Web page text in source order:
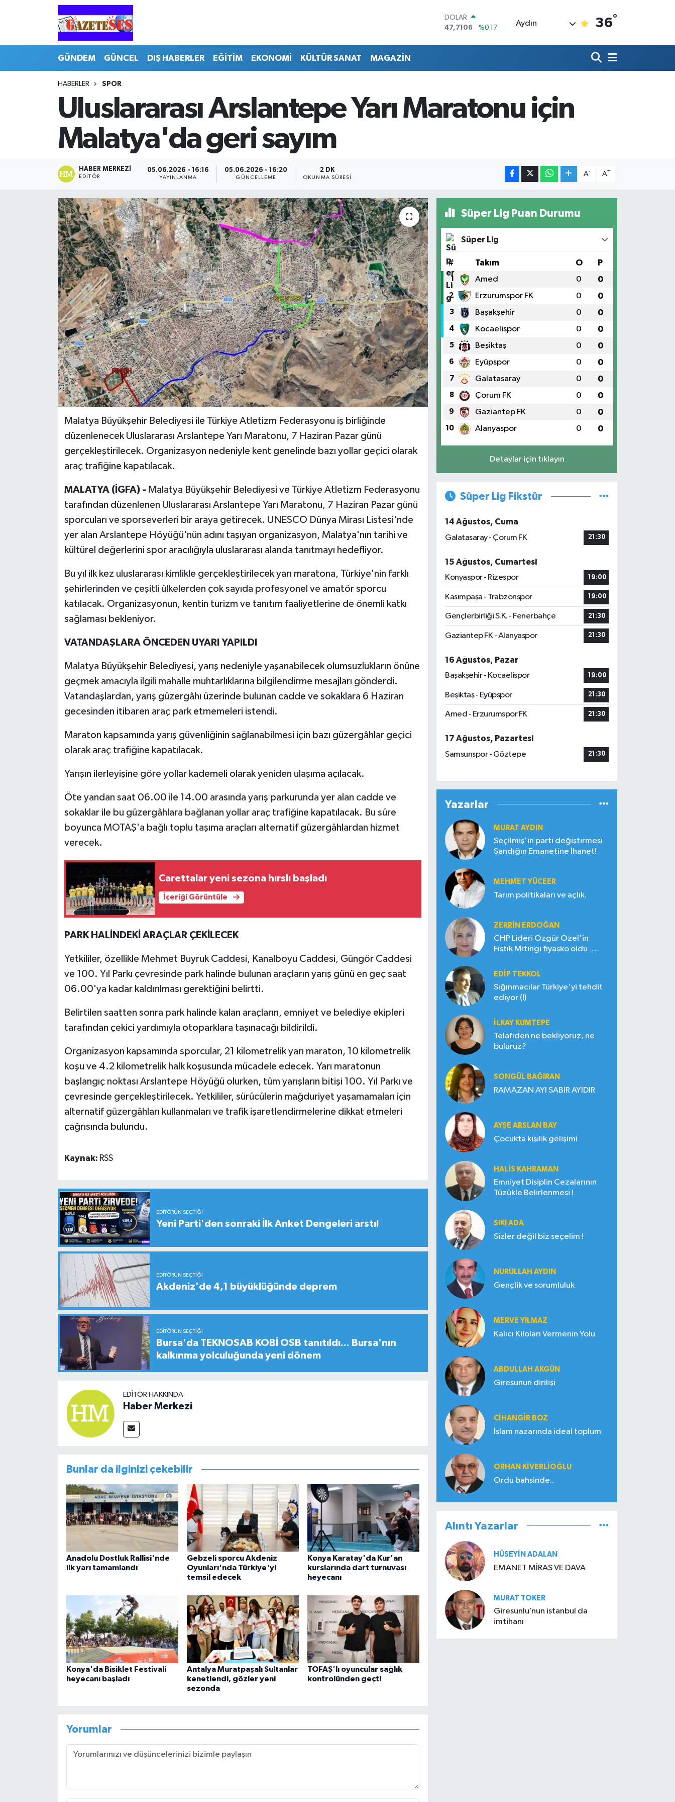
DOLAR
47,7106
%0.17
BİST100
13.773
%-19
BITCOIN
Aydın 36°
GÜNDEM GÜNCEL DIŞ HABERLER EĞİTİM EKONOMİ KÜLTÜR SANAT MAGAZİN
HABERLER SPOR
Uluslararası Arslantepe Yarı Maratonu için
Malatya'da geri sayım
HABER MERKEZI
EDITÖR
05.06.2026 - 16:16
YAYINLANMA
05.06.2026 - 16:20
GÜNCELLEME
2 DK
OKUNMA SÜRESI
A- A+
Malatya Büyükşehir Belediyesi ile Türkiye Atletizm Federasyonu iş birliğinde
düzenlenecek Uluslararası Arslantepe Yarı Maratonu, 7 Haziran Pazar günü
gerçekleştirilecek. Organizasyon nedeniyle kent genelinde bazı yollar geçici olarak
araç trafiğine kapatılacak.
MALATYA (İGFA) - Malatya Büyükşehir Belediyesi ve Türkiye Atletizm Federasyonu
tarafından düzenlenen Uluslararası Arslantepe Yarı Maratonu, 7 Haziran Pazar günü
sporcuları ve sporseverleri bir araya getirecek. UNESCO Dünya Mirası Listesi'nde
yer alan Arslantepe Höyüğü'nün adını taşıyan organizasyon, Malatya'nın tarihi ve
kültürel değerlerini spor aracılığıyla uluslararası alanda tanıtmayı hedefliyor.
Bu yıl ilk kez uluslararası kimlikle gerçekleştirilecek yarı maratona, Türkiye'nin farklı
şehirlerinden ve çeşitli ülkelerden çok sayıda profesyonel ve amatör sporcu
katılacak. Organizasyonun, kentin turizm ve tanıtım faaliyetlerine de önemli katkı
sağlaması bekleniyor.
VATANDAŞLARA ÖNCEDEN UYARI YAPILDI
Malatya Büyükşehir Belediyesi, yarış nedeniyle yaşanabilecek olumsuzlukların önüne
geçmek amacıyla ilgili mahalle muhtarlıklarına bilgilendirme mesajları gönderdi.
Vatandaşlardan, yarış güzergâhı üzerinde bulunan cadde ve sokaklara 6 Haziran
gecesinden itibaren araç park etmemeleri istendi.
Maraton kapsamında yarış güvenliğinin sağlanabilmesi için bazı güzergâhlar geçici
olarak araç trafiğine kapatılacak.
Yarışın ilerleyişine göre yollar kademeli olarak yeniden ulaşıma açılacak.
Öte yandan saat 06.00 ile 14.00 arasında yarış parkurunda yer alan cadde ve
sokaklar ile bu güzergâhlara bağlanan yollar araç trafiğine kapatılacak. Bu süre
boyunca MOTAŞ'a bağlı toplu taşıma araçları alternatif güzergâhlardan hizmet
verecek.
Carettalar yeni sezona hırslı başladı
İçeriği Görüntüle
PARK HALİNDEKİ ARAÇLAR ÇEKİLECEK
Yetkililer, özellikle Mehmet Buyruk Caddesi, Kanalboyu Caddesi, Güngör Caddesi
ve 100. Yıl Parkı çevresinde park halinde bulunan araçların yarış günü en geç saat
06.00'ya kadar kaldırılması gerektiğini belirtti.
Belirtilen saatten sonra park halinde kalan araçların, emniyet ve belediye ekipleri
tarafından çekici yardımıyla otoparklara taşınacağı bildirildi.
Organizasyon kapsamında sporcular, 21 kilometrelik yarı maraton, 10 kilometrelik
koşu ve 4.2 kilometrelik halk koşusunda mücadele edecek. Yarı maratonun
başlangıç noktası Arslantepe Höyüğü olurken, tüm yarışların bitişi 100. Yıl Parkı ve
çevresinde gerçekleştirilecek. Yetkililer, sürücülerin mağduriyet yaşamamaları için
alternatif güzergâhları kullanmaları ve trafik işaretlendirmelerine dikkat etmeleri
çağrısında bulundu.
Kaynak: RSS
EDITÖRÜN SEÇTIĞI
Yeni Parti'den sonraki İlk Anket Dengeleri arstı!
EDITÖRÜN SEÇTIĞI
Akdeniz'de 4,1 büyüklüğünde deprem
EDITÖRÜN SEÇTIĞI
Bursa'da TEKNOSAB KOBİ OSB tanıtıldı... Bursa'nın
kalkınma yolculuğunda yeni dönem
EDITÖR HAKKINDA
Haber Merkezi
Bunlar da ilginizi çekebilir
Anadolu Dostluk Rallisi'nde
ilk yarı tamamlandı
Gebzeli sporcu Akdeniz
Oyunları'nda Türkiye'yi
temsil edecek
Konya Karatay'da Kur'an
kurslarında dart turnuvası
heyecanı
Konya'da Bisiklet Festivali
heyecanı başladı
Antalya Muratpaşalı Sultanlar
kenetlendi, gözler yeni
sezonda
TOFAŞ'lı oyuncular sağlık
kontrolünden geçti
Yorumlar
Süper Lig Puan Durumu
Süper Lig
# Takım O P
1 Amed 0 0
2 Erzurumspor FK 0 0
3 Başakşehir 0 0
4 Kocaelispor 0 0
5 Beşiktaş 0 0
6 Eyüpspor 0 0
7 Galatasaray 0 0
8 Çorum FK 0 0
9 Gaziantep FK 0 0
10 Alanyaspor 0 0
Detaylar için tıklayın
Süper Lig Fikstür
14 Ağustos, Cuma
Galatasaray - Çorum FK
21:30
15 Ağustos, Cumartesi
Konyaspor - Rizespor
19:00
Kasımpaşa - Trabzonspor 19:00
Gençlerbirliği S.K. - Fenerbahçe 21:30
Gaziantep FK - Alanyaspor 21:30
16 Ağustos, Pazar
Başakşehir - Kocaelispor
19:00
Beşiktaş - Eyüpspor 21:30
Amed - Erzurumspor FK 21:30
17 Ağustos, Pazartesi
Samsunspor - Göztepe
21:30
Yazarlar
MURAT AYDIN
Seçilmiş'in parti değiştirmesi
Sandığın Emanetine İhanet!
MEHMET YÜCEER
Tarım politikaları ve açlık.
ZERRIN ERDOĞAN
CHP Lideri Özgür Özel'in
Fıstık Mitingi fiyasko oldu .
EDIP TEKKOL
Sığınmacılar Türkiye'yi tehdit
ediyor (!)
İLKAY KUMTEPE
Telafiden ne bekliyoruz, ne
buluruz?
SONGÜL BAĞIRAN
RAMAZAN AYI SABIR AYIDIR
AYŞE ARSLAN BAY
Çocukta kişilik gelişimi
HALIS KAHRAMAN
Emniyet Disiplin Cezalarının
Tüzükle Belirlenmesi !
SIKI ADA
Sizler değil biz seçelim !
NURULLAH AYDIN
Gençlik ve sorumluluk
MERVE YILMAZ
Kalıcı Kiloları Vermenin Yolu
ABDULLAH AKGÜN
Giresunun dirilişi
CIHANGIR BOZ
İslam nazarında ideal toplum
ORHAN KIVERLIOĞLU
Ordu bahsinde..
Alıntı Yazarlar
HÜSEYIN ADALAN
EMANET MİRAS VE DAVA
MURAT TOKER
Giresunlu’nun istanbul da
imtihanı